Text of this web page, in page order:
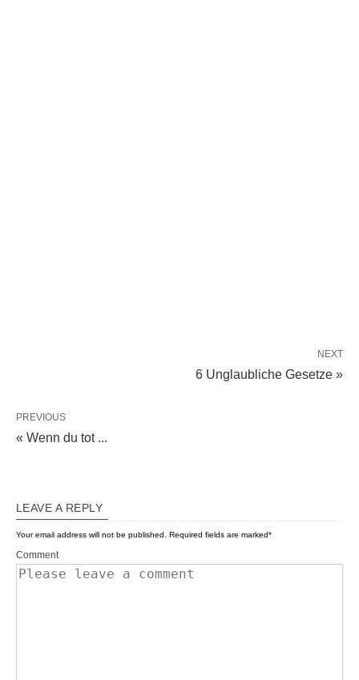
NEXT
6 Unglaubliche Gesetze »
PREVIOUS
« Wenn du tot ...
LEAVE A REPLY
Your email address will not be published. Required fields are marked*
Comment